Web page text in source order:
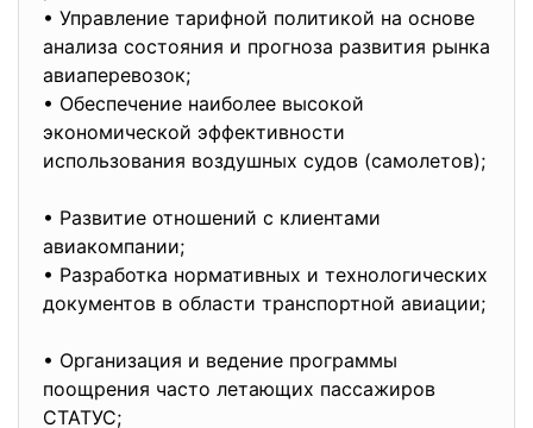
• Управление тарифной политикой на основе
анализа состояния и прогноза развития рынка
авиаперевозок;
• Обеспечение наиболее высокой
экономической эффективности
использования воздушных судов (самолетов);
• Развитие отношений с клиентами
авиакомпании;
• Разработка нормативных и технологических
документов в области транспортной авиации;
• Организация и ведение программы
поощрения часто летающих пассажиров
СТАТУС;